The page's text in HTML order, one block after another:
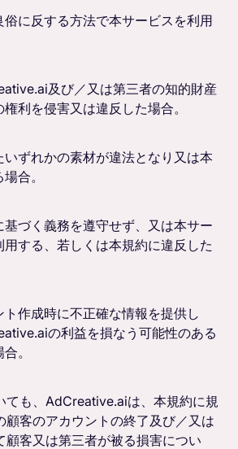
俗に反する方法で本サービスを利用
及び／又は第三者の知的財産
利を侵害又は違反した場合。
いずれかの素材が違法となり又は本
合。
基づく義務を遵守せず、又は本サー
用する、若しくは本規約に違反した
ト作成時に不正確な情報を提供し
の利益を損なう可能性のある
。
ても、AdCreative.aiは、本規約に規
顧客のアカウントの終了及び／又は
顧客又は第三者が被る損害につい